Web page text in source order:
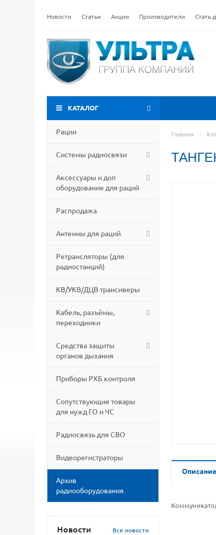
Новости Статьи Акции Производители Стать
КАТАЛОГ
Рации
Системы радиосвязи
Аксессуары и доп
оборудование для раций
Распродажа
Антенны для раций
Ретрансляторы (для
радиостанций)
КВ/УКВ/ДЦВ трансиверы
Кабель, разъёмы,
переходники
Средства защиты
органов дыхания
Приборы РХБ контроля
Сопутствующие товары
для нужд ГО и ЧС
Радиосвязь для СВО
Видеорегистраторы
Архив
радиооборудования
Новости Все новости
Главная -
Описание